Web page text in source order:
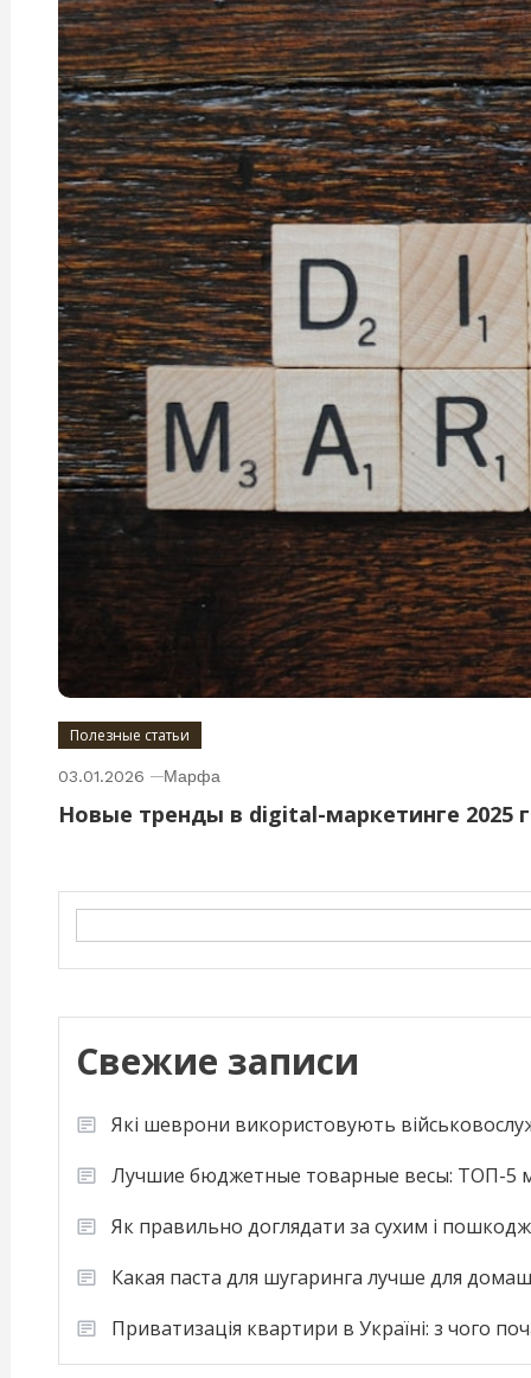
Полезные статьи
03.01.2026 Марфа
Новые тренды в digital-маркетинге 2025
Свежие записи
Які шеврони використовують
Лучшие бюджетные товарные весы: ТОП-5
Як правильно доглядати за сухим і
Какая паста для шугаринга лучше для
Приватизація квартири в Україні: з чого